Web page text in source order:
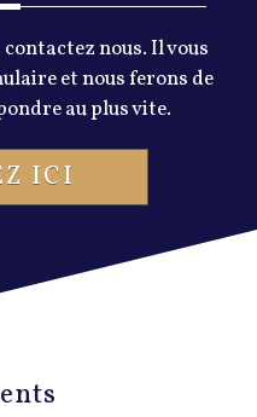
nous. Il vous
et nous ferons de
au plus vite.
ICI